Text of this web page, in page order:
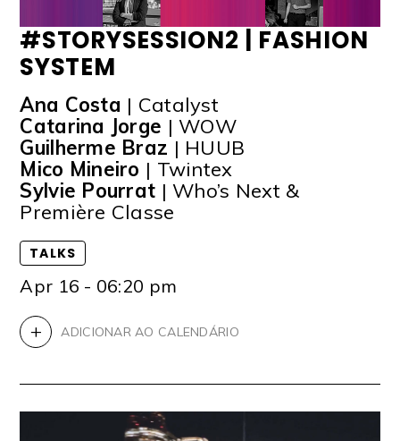
#STORYSESSION2 | FASHION
SYSTEM
Ana Costa | Catalyst
Catarina Jorge | WOW
Guilherme Braz | HUUB
Mico Mineiro | Twintex
Sylvie Pourrat | Who’s Next &
Première Classe
TALKS
Apr 16 - 06:20 pm
+ ADICIONAR AO CALENDÁRIO